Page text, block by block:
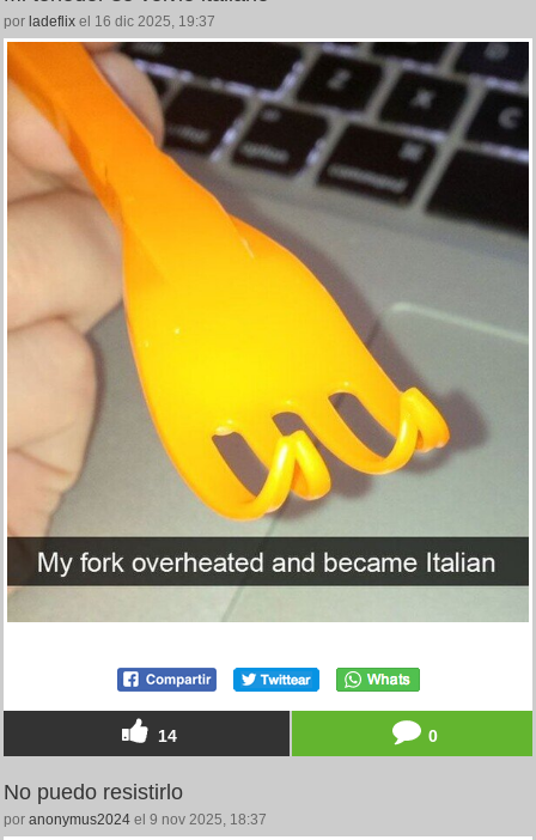
por ladeflix el 16 dic 2025, 19:37
14 0
No puedo resistirlo
por anonymus2024 el 9 nov 2025, 18:37